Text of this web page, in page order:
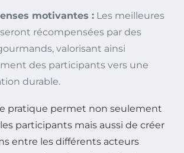
motivantes : Les meilleures
récompensées par des
valorisant ainsi
des participants vers une
durable.
pratique permet non seulement
participants mais aussi de créer
entre les différents acteurs